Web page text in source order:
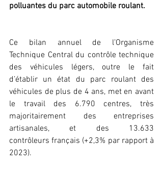
polluantes du parc automobile roulant.
Ce bilan annuel de l’Organisme
Technique Central du contrôle technique
des véhicules légers, outre le fait
d’établir un état du parc roulant des
véhicules de plus de 4 ans, met en avant
le travail des 6.790 centres, très
majoritairement des entreprises
artisanales, et des 13.633
contrôleurs français (+2,3% par rapport à
2023).